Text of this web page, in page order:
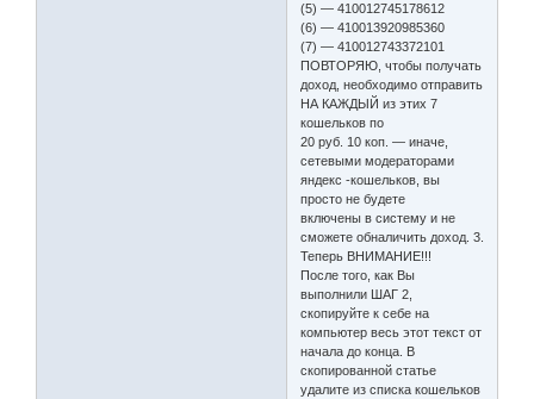
(5) — 410012745178612
(6) — 410013920985360
(7) — 410012743372101
ПОВТОРЯЮ, чтобы получать
доход, необходимо отправить
НА КАЖДЫЙ из этих 7
кошельков по
20 руб. 10 коп. — иначе,
сетевыми модераторами
яндекс -кошельков, вы
просто не будете
включены в систему и не
сможете обналичить доход. 3.
Теперь ВНИМАНИЕ!!!
После того, как Вы
выполнили ШАГ 2,
скопируйте к себе на
компьютер весь этот текст от
начала до конца. В
скопированной статье
удалите из списка кошельков